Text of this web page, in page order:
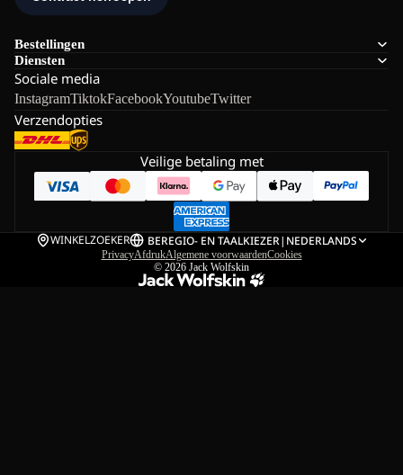
Bestellingen
Diensten
Sociale media
InstagramTiktokFacebookYoutubeTwitter
Verzendopties
Veilige betaling met
WINKELZOEKER BEREGIO- EN TAALKIEZER| NEDERLANDS
PrivacyAfdrukAlgemene voorwaardenCookies
© 2026 Jack Wolfskin